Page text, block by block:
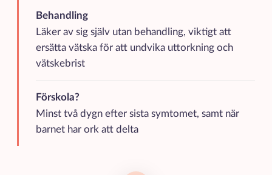
Behandling
Läker av sig själv utan behandling, viktigt att
ersätta vätska för att undvika uttorkning och
vätskebrist
Förskola?
Minst två dygn efter sista symtomet, samt när
barnet har ork att delta